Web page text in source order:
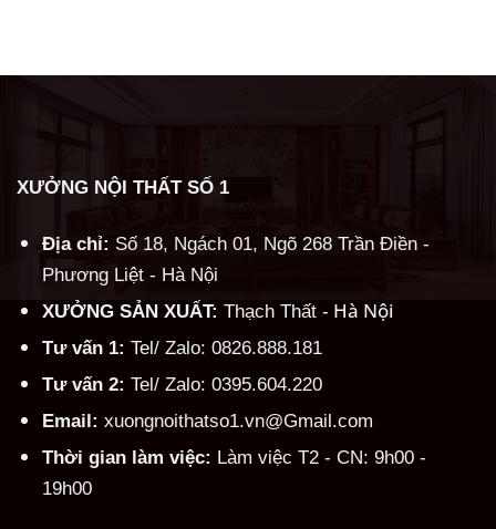
XƯỞNG NỘI THẤT SỐ 1
Địa chỉ: Số 18, Ngách 01, Ngõ 268 Trần Điền -
Phương Liệt - Hà Nội
XƯỞNG SẢN XUẤT: Thạch Thất - Hà Nội
Tư vấn 1: Tel/ Zalo: 0826.888.181
Tư vấn 2: Tel/ Zalo: 0395.604.220
Email: xuongnoithatso1.vn@Gmail.com
Thời gian làm việc: Làm việc T2 - CN: 9h00 -
19h00